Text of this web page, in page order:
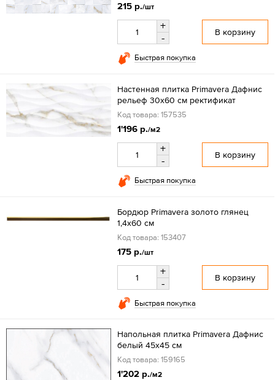
215 р./шт
+
-
В корзину
Быстрая покупка
Настенная плитка Primavera Дафнис
рельеф 30x60 см ректификат
Код товара: 157535
1'196 р./м2
+
-
В корзину
Быстрая покупка
Бордюр Primavera золото глянец
1,4х60 см
Код товара: 153407
175 р./шт
+
-
В корзину
Быстрая покупка
Напольная плитка Primavera Дафнис
белый 45x45 см
Код товара: 159165
1'202 р./м2